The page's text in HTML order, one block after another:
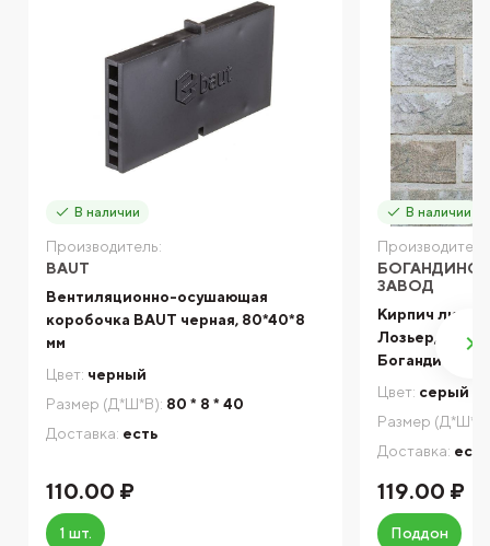
В наличии
Производитель:
BAUT
Вентиляционно-осушающая
коробочка BAUT черная, 80*40*8
мм
Цвет: черный
Размер (Д*Ш*В): 80 * 8 * 40
Доставка: есть
110.00 ₽
1 шт.
В наличии
ЗАВОД
Кирпич
Лозьер, WDF
Богандинский
Цвет: серый
Размер
Доставка: есть
119.00 ₽
Поддон